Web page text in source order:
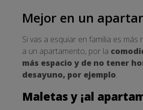
Mejor en un
Si vas a esquiar en familia es más
a un apartamento, por la
más espacio y de no tener
desayuno, por ejemplo.
Maletas y ¡al